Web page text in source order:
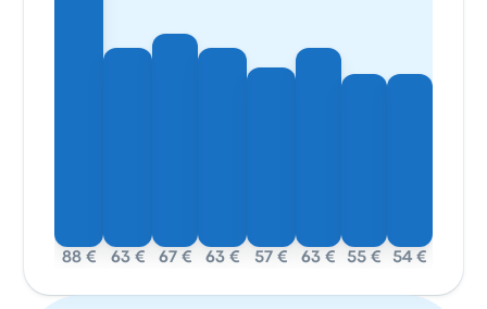
88 € 63 € 67 € 63 € 57 € 63 € 55 € 54 €